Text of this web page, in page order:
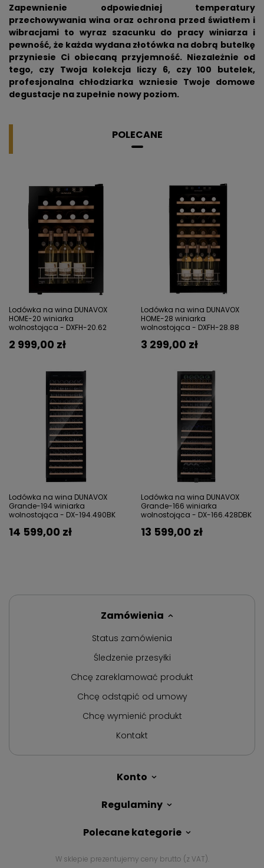
Zapewnienie odpowiedniej temperatury
przechowywania wina oraz ochrona przed światłem i
wibracjami to wyraz szacunku do pracy winiarza i
pewność, że każda wydana złotówka na dobrą butelkę
przyniesie Ci obiecaną przyjemność. Niezależnie od
tego, czy Twoja kolekcja liczy 6, czy 100 butelek,
profesjonalna chłodziarka wzniesie Twoje domowe
degustacje na zupełnie nowy poziom.
POLECANE
Lodówka na wina DUNAVOX
HOME-20 winiarka
wolnostojąca - DXFH-20.62
2 999,00 zł
Lodówka na wina DUNAVOX
HOME-28 winiarka
wolnostojąca - DXFH-28.88
3 299,00 zł
Lodówka na wina DUNAVOX
Grande-194 winiarka
wolnostojąca - DX-194.490BK
14 599,00 zł
Lodówka na wina DUNAVOX
Grande-166 winiarka
wolnostojąca - DX-166.428DBK
13 599,00 zł
Zamówienia
Status zamówienia
Śledzenie przesyłki
Chcę zareklamować produkt
Chcę odstąpić od umowy
Chcę wymienić produkt
Kontakt
Konto
Regulaminy
Polecane kategorie
W sklepie prezentujemy ceny brutto (z VAT).